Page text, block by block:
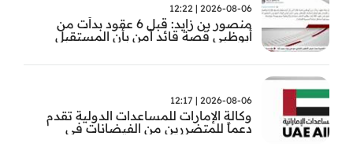
2026-08-06 | 12:22
منصور بن زايد: قبل 6 عقود بدأت من
أبوظبي قصة قائد آمن بأن المستقبل
2026-08-06 | 12:17
وكالة الإمارات للمساعدات الدولية تقدم
دعماً للمتضررين من الفيضانات في